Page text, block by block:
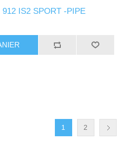
IS2 SPORT -PIPE
1 2